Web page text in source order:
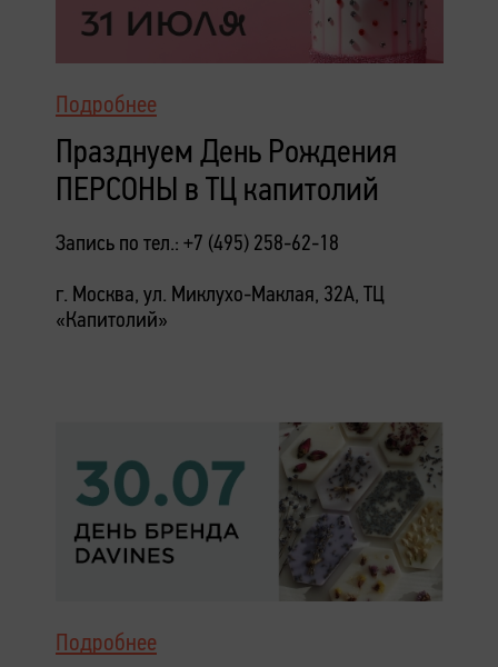
Подробнее
Празднуем День Рождения
ПЕРСОНЫ в ТЦ капитолий
Запись по тел.: +7 (495) 258-62-18
г. Москва, ул. Миклухо-Маклая, 32А, ТЦ
«Капитолий»
Подробнее